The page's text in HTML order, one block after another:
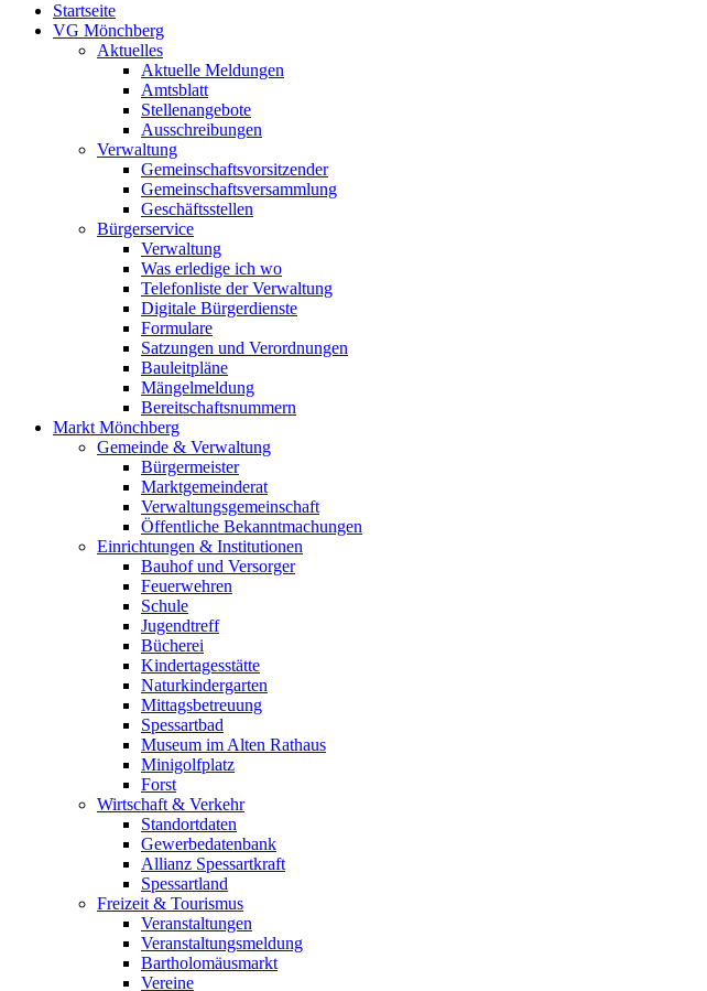
Startseite
VG Mönchberg
Aktuelles
Aktuelle Meldungen
Amtsblatt
Stellenangebote
Ausschreibungen
Verwaltung
Gemeinschaftsvorsitzender
Gemeinschaftsversammlung
Geschäftsstellen
Bürgerservice
Verwaltung
Was erledige ich wo
Telefonliste der Verwaltung
Digitale Bürgerdienste
Formulare
Satzungen und Verordnungen
Bauleitpläne
Mängelmeldung
Bereitschaftsnummern
Markt Mönchberg
Gemeinde & Verwaltung
Bürgermeister
Marktgemeinderat
Verwaltungsgemeinschaft
Öffentliche Bekanntmachungen
Einrichtungen & Institutionen
Bauhof und Versorger
Feuerwehren
Schule
Jugendtreff
Bücherei
Kindertagesstätte
Naturkindergarten
Mittagsbetreuung
Spessartbad
Museum im Alten Rathaus
Minigolfplatz
Forst
Wirtschaft & Verkehr
Standortdaten
Gewerbedatenbank
Allianz Spessartkraft
Spessartland
Freizeit & Tourismus
Veranstaltungen
Veranstaltungsmeldung
Bartholomäusmarkt
Vereine